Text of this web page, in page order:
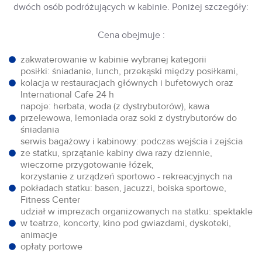
dwóch osób podróżujących w kabinie. Poniżej szczegóły:
Cena obejmuje :
zakwaterowanie w kabinie wybranej kategorii
posiłki: śniadanie, lunch, przekąski między posiłkami,
kolacja w restauracjach głównych i bufetowych oraz
International Cafe 24 h
napoje: herbata, woda (z dystrybutorów), kawa
przelewowa, lemoniada oraz soki z dystrybutorów do
śniadania
serwis bagażowy i kabinowy: podczas wejścia i zejścia
ze statku, sprzątanie kabiny dwa razy dziennie,
wieczorne przygotowanie łóżek,
korzystanie z urządzeń sportowo - rekreacyjnych na
pokładach statku: basen, jacuzzi, boiska sportowe,
Fitness Center
udział w imprezach organizowanych na statku: spektakle
w teatrze, koncerty, kino pod gwiazdami, dyskoteki,
animacje
opłaty portowe